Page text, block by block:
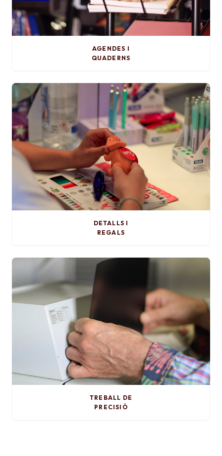
AGENDES I
QUADERNS
DETALLS I
REGALS
TREBALL DE
PRECISIÓ